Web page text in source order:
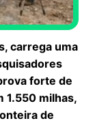
carrega uma
forte de
1.550 milhas,
de